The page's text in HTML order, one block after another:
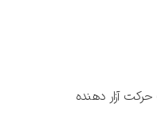
آزار دهنده